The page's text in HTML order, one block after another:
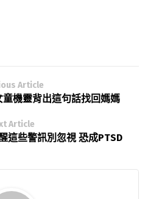
Article
機靈背出這句話找回媽媽
Article
這些警訊別忽視 恐成PTSD